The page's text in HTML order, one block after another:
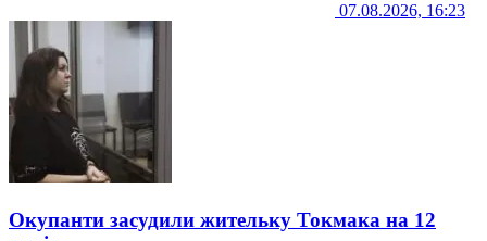
07.08.2026, 16:23
Окупанти засудили жительку Токмака на 12